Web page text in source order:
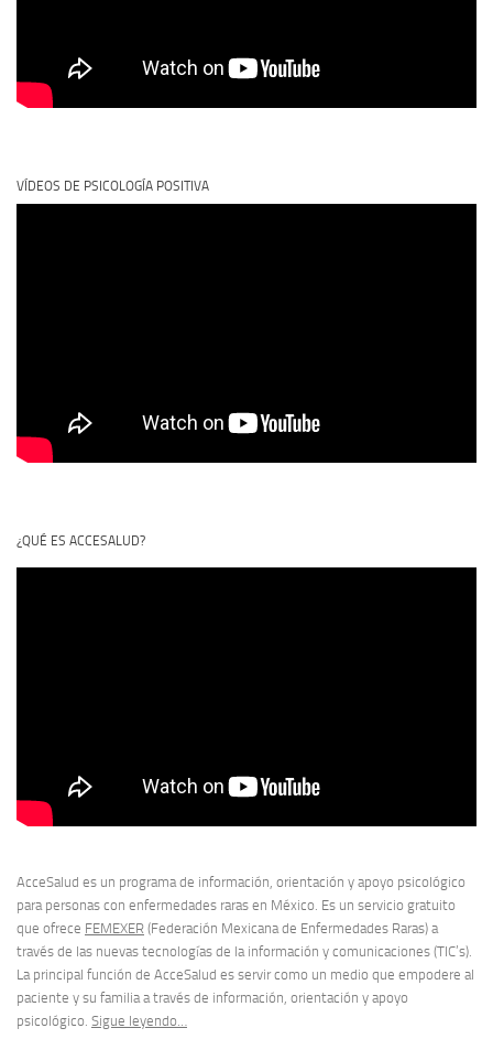
VÍDEOS DE PSICOLOGÍA POSITIVA
¿QUÉ ES ACCESALUD?
AcceSalud es un programa de información, orientación y apoyo psicológico
para personas con enfermedades raras en México. Es un servicio gratuito
que ofrece FEMEXER (Federación Mexicana de Enfermedades Raras) a
través de las nuevas tecnologías de la información y comunicaciones (TIC’s).
La principal función de AcceSalud es servir como un medio que empodere al
paciente y su familia a través de información, orientación y apoyo
psicológico. Sigue leyendo…